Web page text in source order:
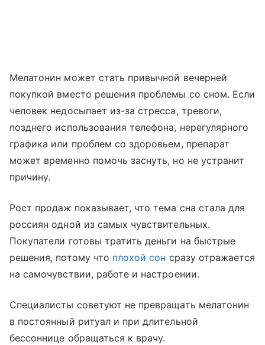
Мелатонин может стать привычной вечерней
покупкой вместо решения проблемы со сном. Если
человек недосыпает из-за стресса, тревоги,
позднего использования телефона, нерегулярного
графика или проблем со здоровьем, препарат
может временно помочь заснуть, но не устранит
причину.
Рост продаж показывает, что тема сна стала для
россиян одной из самых чувствительных.
Покупатели готовы тратить деньги на быстрые
решения, потому что плохой сон сразу отражается
на самочувствии, работе и настроении.
Специалисты советуют не превращать мелатонин
в постоянный ритуал и при длительной
бессоннице обращаться к врачу.